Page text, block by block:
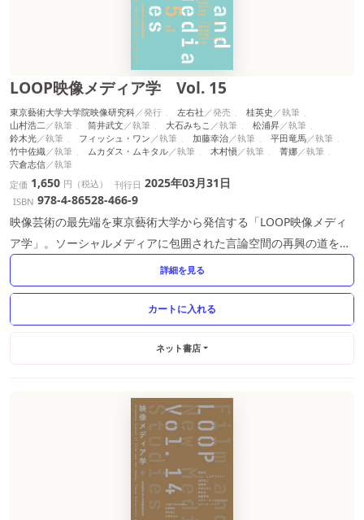
LOOP映像メディア学 Vol. 15
東京藝術大学大学院映像研究科 左右社
桂英史
山村浩二
筒井武文 大石みちこ
松浦昇
鈴木光
フィッシュ・ワン 加藤幸治
平田竜馬
竹中佐織
ムカダス・ムキタル 木村愼
菁娜
宍倉志信
定価 1,650 円（税込） 刊行日 2025年03月31日
ISBN 978-4-86528-466-9
映像芸術の最先端を東京藝術大学から発信する「LOOP映像メディ
ア学」。ソーシャルメディアに包囲された言論空間の再興の道をさ
ぐる論考、最新のアニメーション論、映画論、ゲーム研究を収録し
た最新号
詳細を見る
ネット書店